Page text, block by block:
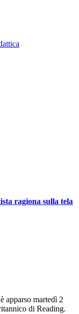
ragiona sulla tela
apparso martedì 2
di Reading.